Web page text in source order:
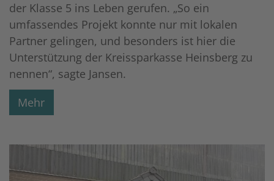
der Klasse 5 ins Leben gerufen. „So ein
umfassendes Projekt konnte nur mit lokalen
Partner gelingen, und besonders ist hier die
Unterstützung der Kreissparkasse Heinsberg zu
nennen“, sagte Jansen.
Mehr